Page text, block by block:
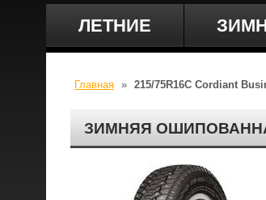
ЛЕТНИЕ
Главная » 215/75R16C Cordiant
ЗИМНЯЯ ОШИПОВАННАЯ